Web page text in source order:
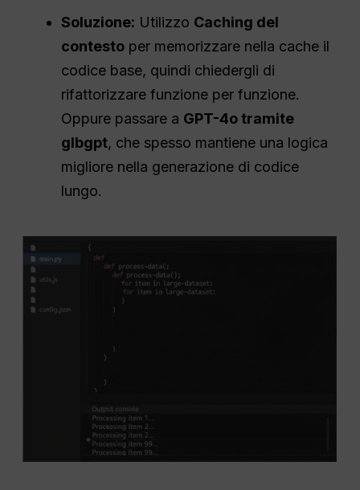
Soluzione: Utilizzo Caching del
contesto per memorizzare nella cache il
codice base, quindi chiedergli di
rifattorizzare funzione per funzione.
Oppure passare a GPT-4o tramite
glbgpt, che spesso mantiene una logica
migliore nella generazione di codice
lungo.